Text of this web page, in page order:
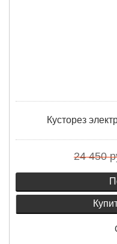
Кусторез
24 450